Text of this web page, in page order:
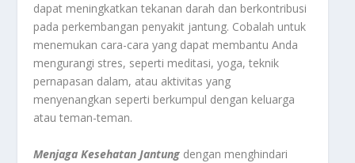
dapat meningkatkan tekanan darah dan berkontribusi
pada perkembangan penyakit jantung. Cobalah untuk
menemukan cara-cara yang dapat membantu Anda
mengurangi stres, seperti meditasi, yoga, teknik
pernapasan dalam, atau aktivitas yang
menyenangkan seperti berkumpul dengan keluarga
atau teman-teman.
Menjaga Kesehatan Jantung dengan menghindari